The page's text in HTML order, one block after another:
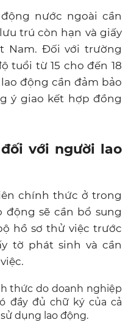
nước ngoài cần
trú còn hạn và giấy
Nam. Đối với trường
tuổi từ 15 cho đến 18
động cần đảm bảo
ý giao kết hợp đồng
với người lao
chính thức ở trong
sẽ cần bổ sung
hồ sơ thử việc trước
tờ phát sinh và cần
thức do doanh nghiệp
đầy đủ chữ ký của cả
dụng lao động.